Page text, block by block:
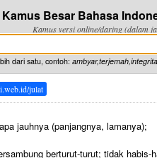
Kamus Besar Bahasa
Kamus versi online/daring (dalam
dari satu, contoh:
julat
jauhnya (panjangnya, lamanya);
berturut-turut; tidak habis-